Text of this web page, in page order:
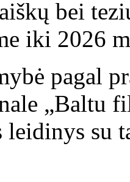
bei
iki 2026
pagal
„Baltu
leidinys su